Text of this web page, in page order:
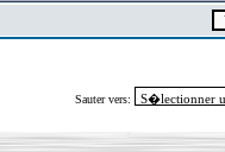
Sauter vers: